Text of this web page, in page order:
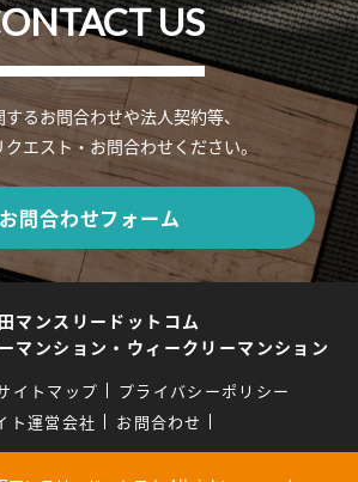
US
るお問合わせや法人契約等、
クエスト・お問合わせください。
お問合わせフォーム
マンスリードットコム
マンション・ウィークリーマンション
イトマップ
プライバシーポリシー
ト運営会社
お問合わせ